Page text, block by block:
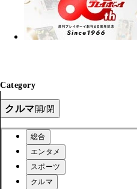
Category
クルマ開/閉
総合
エンタメ
スポーツ
クルマ